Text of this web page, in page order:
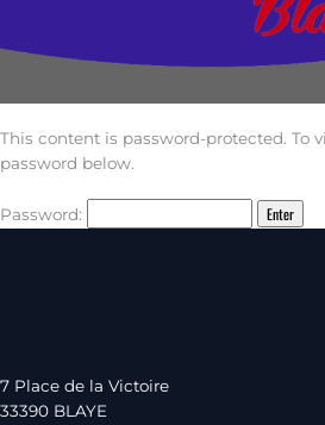
This content is password-protected. To
password below.
Password:
7 Place de la Victoire
33390 BLAYE